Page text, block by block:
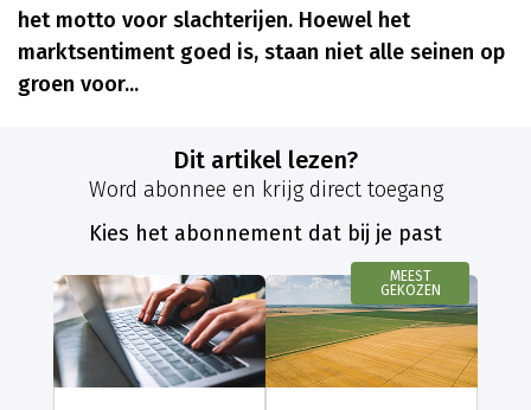
het motto voor slachterijen. Hoewel het
marktsentiment goed is, staan niet alle seinen op
groen voor...
Dit artikel lezen?
Word abonnee en krijg direct toegang
Kies het abonnement dat bij je past
MEEST
GEKOZEN